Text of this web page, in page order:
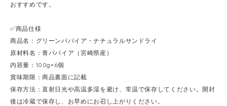
おすすめです。
✅商品仕様
商品名：グリーンパパイア・ナチュラルサンドライ
原材料名：青パパイア（宮崎県産）
内容量：100g×6個
賞味期限：商品裏面に記載
保存方法：直射日光や高温多湿を避け、常温で保存してください。開封
後は冷蔵で保存し、お早めにお召し上がりください。